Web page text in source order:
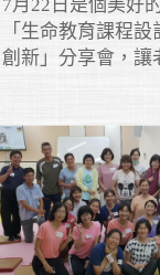
7月22日是個美好
「生命教育課程
創新」分享會，讓